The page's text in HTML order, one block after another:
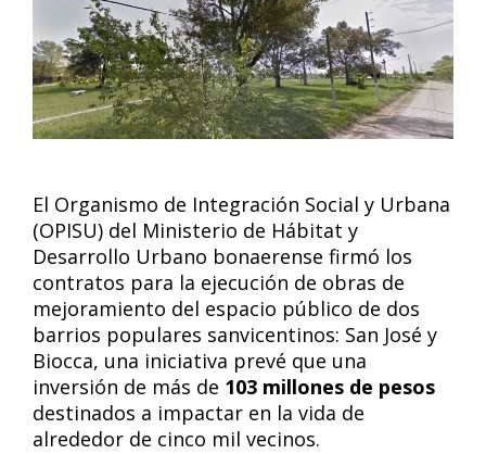
El Organismo de Integración Social y Urbana
(OPISU) del Ministerio de Hábitat y
Desarrollo Urbano bonaerense firmó los
contratos para la ejecución de obras de
mejoramiento del espacio público de dos
barrios populares sanvicentinos: San José y
Biocca, una iniciativa prevé que una
inversión de más de 103 millones de pesos
destinados a impactar en la vida de
alrededor de cinco mil vecinos.